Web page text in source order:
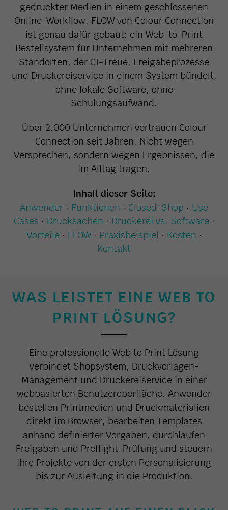
gedruckter Medien in einem geschlossenen
Online-Workflow. FLOW von Colour Connection
ist genau dafür gebaut: ein Web-to-Print
Bestellsystem für Unternehmen mit mehreren
Standorten, der CI-Treue, Freigabeprozesse
und Druckereiservice in einem System bündelt,
ohne lokale Software, ohne
Schulungsaufwand.
Über 2.000 Unternehmen vertrauen Colour
Connection seit Jahren. Nicht wegen
Versprechen, sondern wegen Ergebnissen, die
im Alltag tragen.
Inhalt dieser Seite:
Anwender · Funktionen · Closed-Shop · Use
Cases · Drucksachen · Druckerei vs. Software·
Vorteile· FLOW· Praxisbeispiel · Kosten ·
Kontakt
WAS LEISTET EINE WEB TO
PRINT LÖSUNG?
Eine professionelle Web to Print Lösung
verbindet Shopsystem, Druckvorlagen-
Management und Druckereiservice in einer
webbasierten Benutzeroberfläche. Anwender
bestellen Printmedien und Druckmaterialien
direkt im Browser, bearbeiten Templates
anhand definierter Vorgaben, durchlaufen
Freigaben und Preflight-Prüfung und steuern
ihre Projekte von der ersten Personalisierung
bis zur Ausleitung in die Produktion.